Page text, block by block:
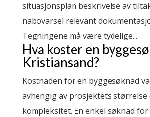
situasjonsplan beskrivelse av
nabovarsel relevant
Tegningene må være tydelige...
Hva koster en
Kristiansand?
Kostnaden for en byggesøknad
avhengig av prosjektets størrelse
kompleksitet. En enkel søknad